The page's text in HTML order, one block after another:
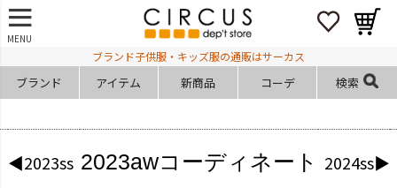
MENU
ブランド子供服・キッズ服の通販はサーカス
ブランド アイテム 新商品 コーデ 検索
◀2023ss 2023awコーディネート 2024ss▶